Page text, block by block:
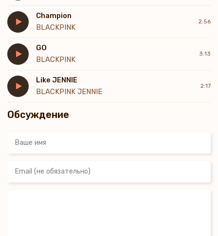
Champion
BLACKPINK
2:56
GO
BLACKPINK
3:13
Like JENNIE
BLACKPINK JENNIE
2:17
Обсуждение